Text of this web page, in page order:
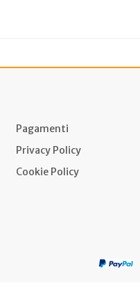
Pagamenti
Privacy Policy
Cookie Policy